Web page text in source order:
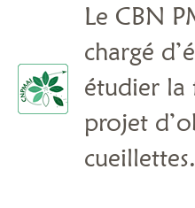
Le CBN
chargé
étudier la
projet
cueillettes.